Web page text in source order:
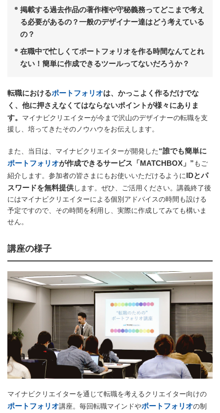
掲載する過去作品の著作権や守秘義務ってどこまで考え
る必要があるの？一般のデザイナー達はどう考えている
の？
在職中で忙しくてポートフォリオを作る時間なんてとれ
ない！簡単に作成できるツールってないだろうか？
転職におけるポートフォリオは、かっこよく作るだけでな
く、他に押さえなくてはならないポイントが様々にありま
す。 マイナビクリエイターが今まで沢山のデザイナーの転職を支
援し、培ってきたそのノウハウをお伝えします。
また、当日は、マイナビクリエイターが開発した“誰でも簡単に
ポートフォリオが作成できるサービス「MATCHBOX」”もご
紹介します。参加者の皆さまにもお使いいただけるようにIDとパ
スワードを無料提供します。ぜひ、ご活用ください。講義終了後
にはマイナビクリエイターによる個別アドバイスの時間も設ける
予定ですので、その時間を利用し、実際に作成してみても構いま
せん。
講座の様子
マイナビクリエイターを通じて転職を考えるクリエイター向けの
ポートフォリオ講座。毎回転職マインドやポートフォリオの制